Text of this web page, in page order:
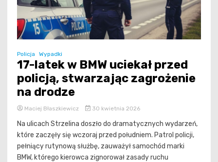
Policja Wypadki
17-latek w BMW uciekał przed
policją, stwarzając zagrożenie
na drodze
Maciej Błaszkiewicz 30 kwietnia 2026
Na ulicach Strzelina doszło do dramatycznych wydarzeń,
które zaczęły się wczoraj przed południem. Patrol policji,
pełniący rutynową służbę, zauważył samochód marki
BMW, którego kierowca zignorował zasady ruchu